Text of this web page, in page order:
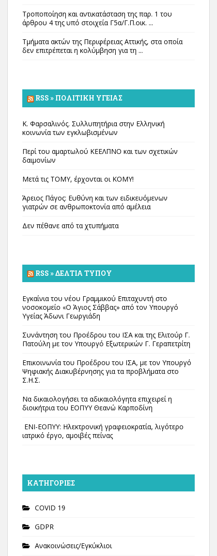
Τροποποίηση και αντικατάσταση της παρ. 1 του
άρθρου 4 της υπό στοιχεία Γ5α/Γ.Π.οικ. ...
Τμήματα ακτών της Περιφέρειας Αττικής, στα οποία
δεν επιτρέπεται η κολύμβηση για τη ...
RSS » ΠΟΛΙΤΙΚΉ ΥΓΕΊΑΣ
Κ. Φαρσαλινός. Συλλυπητήρια στην Ελληνική
κοινωνία των εγκλωβισμένων
Περί του αμαρτωλού ΚΕΕΛΠΝΟ και των σχετικών
δαιμονίων
Μετά τις ΤΟΜΥ, έρχονται οι ΚΟΜΥ!
Άρειος Πάγος: Ευθύνη και των ειδικευόμενων
γιατρών σε ανθρωποκτονία από αμέλεια
Δεν πέθανε από τα χτυπήματα
RSS » ΔΕΛΤΊΑ ΤΎΠΟΥ
Εγκαίνια του νέου Γραμμικού Επιταχυντή στο
νοσοκομείο «Ο Άγιος Σάββας» από τον Υπουργό
Υγείας Άδωνι Γεωργιάδη
Συνάντηση του Προέδρου του ΙΣΑ και της Ελιτούρ Γ.
Πατούλη με τον Υπουργό Εξωτερικών Γ. Γεραπετρίτη
Επικοινωνία του Προέδρου του ΙΣΑ, με τον Υπουργό
Ψηφιακής Διακυβέρνησης για τα προβλήματα στο
Σ.Η.Σ.
Να δικαιολογήσει τα αδικαιολόγητα επιχειρεί η
διοικήτρια του ΕΟΠΥΥ Θεανώ Καρποδίνη
ΕΝΙ-ΕΟΠΥΥ: Ηλεκτρονική γραφειοκρατία, λιγότερο
ιατρικό έργο, αμοιβές πείνας
KΑΤΗΓΟΡΊΕΣ
COVID 19
GDPR
Ανακοινώσεις/Εγκύκλιοι